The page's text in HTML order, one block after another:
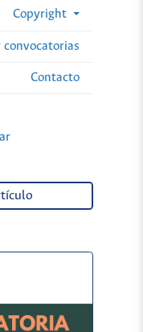
Copyright
convocatorias
Contacto